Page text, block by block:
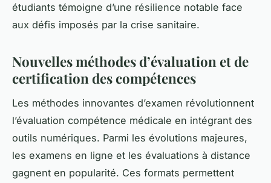
étudiants témoigne d’une résilience notable face
aux défis imposés par la crise sanitaire.
Nouvelles méthodes d’évaluation et de
certification des compétences
Les méthodes innovantes d’examen révolutionnent
l’évaluation compétence médicale en intégrant des
outils numériques. Parmi les évolutions majeures,
les examens en ligne et les évaluations à distance
gagnent en popularité. Ces formats permettent